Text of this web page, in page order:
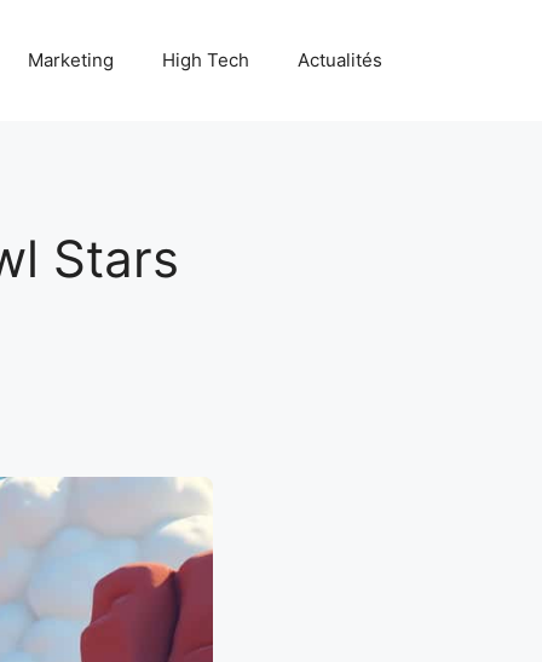
Marketing High Tech Actualités
Stars